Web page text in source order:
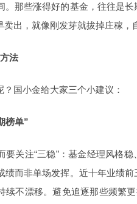
。那些涨得好的基金，往往是
出，就像刚发芽就拔掉庄稼，
法
国小金给大家三个小建议：
榜单”
要关注“三稳”：基金经理风格
绩而非单场发挥。近十年业绩
续不漂移。避免追逐那些频繁